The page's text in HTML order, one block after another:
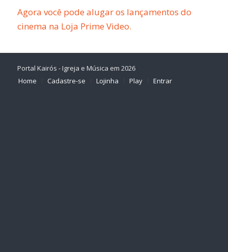
Agora você pode alugar os lançamentos do
cinema na Loja Prime Video.
Portal Kairós - Igreja e Música em 2026
Home
Cadastre-se Lojinha Play Entrar